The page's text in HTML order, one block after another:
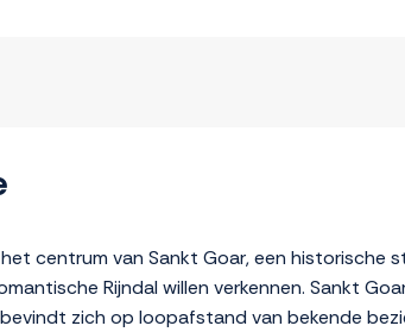
centrum van Sankt Goar, een historische
Rijndal willen verkennen. Sankt
zich op loopafstand van bekende